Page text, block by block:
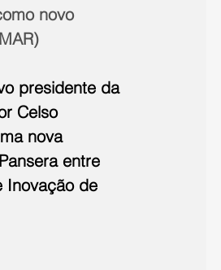
novo
presidente da
Celso
nova
entre
Inovação de